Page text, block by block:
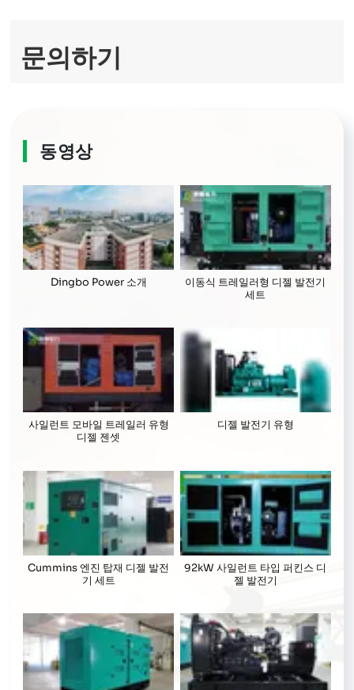
문의하기
동영상
Dingbo Power 소개
이동식 트레일러형 디젤 발전기
세트
사일런트 모바일 트레일러 유형
디젤 젠셋
디젤 발전기 유형
Cummins 엔진 탑재 디젤 발전
기 세트
92kW 사일런트 타입 퍼킨스 디
젤 발전기